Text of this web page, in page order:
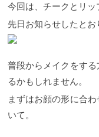
今回は、チークとリッ
先日お知らせしたとお
普段からメイクをす
るかもしれません。
まずはお顔の形に合
いて。